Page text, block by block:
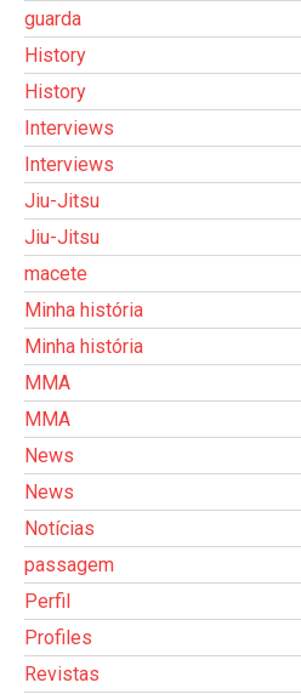
guarda
History
History
Interviews
Interviews
Jiu-Jitsu
Jiu-Jitsu
macete
Minha história
Minha história
MMA
MMA
News
News
Notícias
passagem
Perfil
Profiles
Revistas